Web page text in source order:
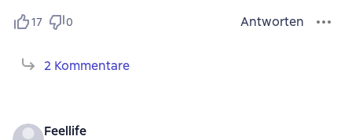
17 0 Antworten
2 Kommentare
Feellife